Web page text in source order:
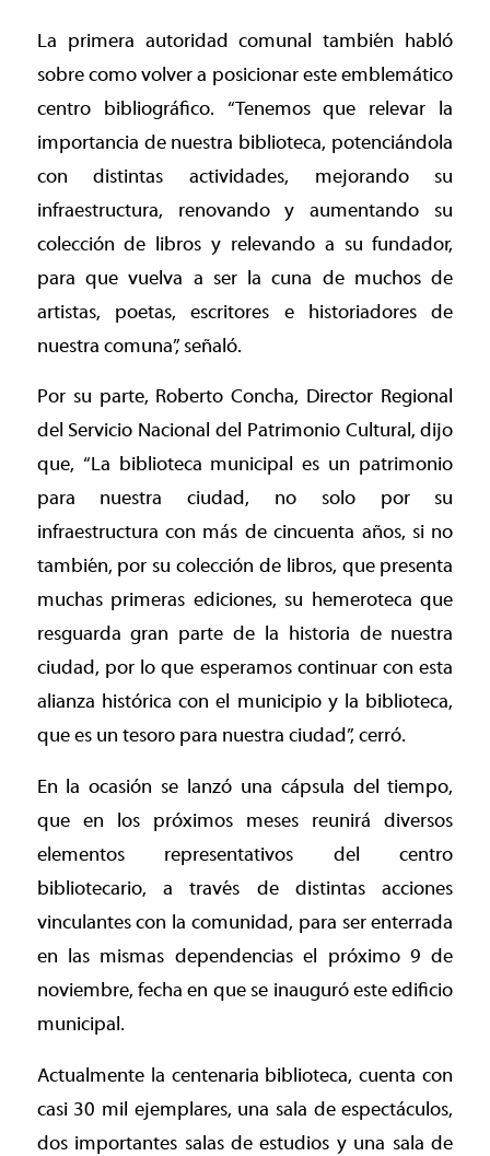
La primera autoridad comunal también habló
sobre como volver a posicionar este emblemático
centro bibliográfico. “Tenemos que relevar la
importancia de nuestra biblioteca, potenciándola
con distintas actividades, mejorando su
infraestructura, renovando y aumentando su
colección de libros y relevando a su fundador,
para que vuelva a ser la cuna de muchos de
artistas, poetas, escritores e historiadores de
nuestra comuna”, señaló.
Por su parte, Roberto Concha, Director Regional
del Servicio Nacional del Patrimonio Cultural, dijo
que, “La biblioteca municipal es un patrimonio
para nuestra ciudad, no solo por su
infraestructura con más de cincuenta años, si no
también, por su colección de libros, que presenta
muchas primeras ediciones, su hemeroteca que
resguarda gran parte de la historia de nuestra
ciudad, por lo que esperamos continuar con esta
alianza histórica con el municipio y la biblioteca,
que es un tesoro para nuestra ciudad”, cerró.
En la ocasión se lanzó una cápsula del tiempo,
que en los próximos meses reunirá diversos
elementos representativos del centro
bibliotecario, a través de distintas acciones
vinculantes con la comunidad, para ser enterrada
en las mismas dependencias el próximo 9 de
noviembre, fecha en que se inauguró este edificio
municipal.
Actualmente la centenaria biblioteca, cuenta con
casi 30 mil ejemplares, una sala de espectáculos,
dos importantes salas de estudios y una sala de